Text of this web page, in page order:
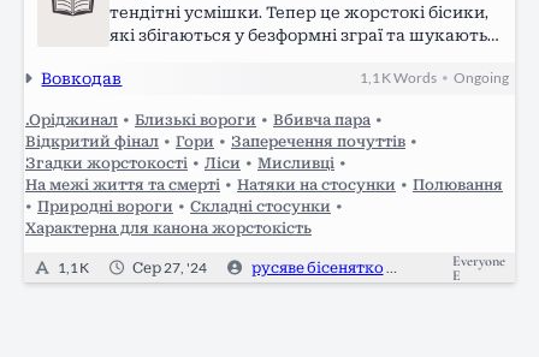
тендітні усмішки. Тепер це жорстокі бісики,
які збігаються у безформні зграї та шукають
влягаються на повіки, мов ледацюги, що у
Вовкодав 1,1 KWords •Ongoing
.Оріджинал • Близькі вороги • Вбивча пара •
Відкритий фінал • Гори • Заперечення почуттів •
Згадки жорстокості • Ліси • Мисливці •
На межі життя та смерті • Натяки на стосунки • Полювання
• Природні вороги • Складні стосунки •
Характерна для канона жорстокість
1,1 K Сер 27, '24 русяве бісенятко
Everyone
E